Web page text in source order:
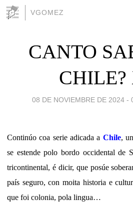
VGOMEZ
CANTO
08 DE NOVIEMBRE DE 2024 -
Continúo coa serie adicada a Chile,
se estende polo bordo occidental de
tricontinental, é dicir, que posúe
país seguro, con moita historia e
que foi colonia, pola lingua…